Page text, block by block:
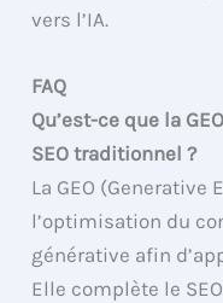
vers l’IA.
FAQ
Qu’est-ce que la
SEO traditionnel ?
La GEO
l’optimisation du
générative afin
Elle complète le